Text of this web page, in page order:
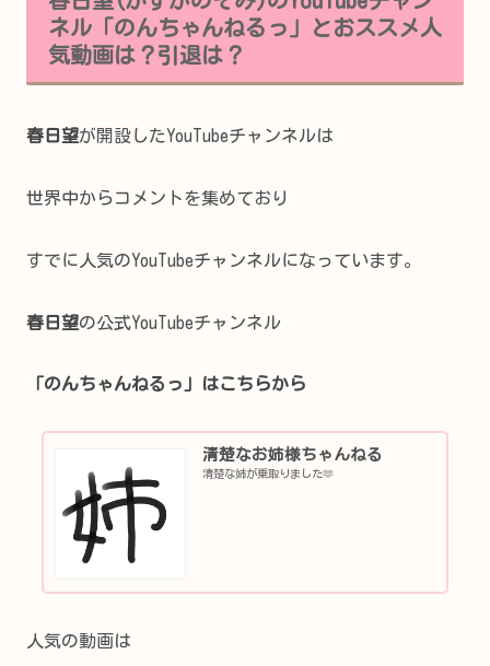
ネル「のんちゃんねるっ」とおススメ人
気動画は？引退は？
春日望が開設したYouTubeチャンネルは
世界中からコメントを集めており
すでに人気のYouTubeチャンネルになっています。
春日望の公式YouTubeチャンネル
「のんちゃんねるっ」はこちらから
清楚なお姉様ちゃんねる
清楚な姉が乗取りました🫶
人気の動画は